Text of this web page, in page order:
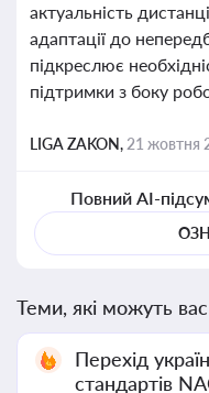
актуальність
адаптації до
підкреслює
підтримки з боку
LIGA ZAKON, 21 жовтня
Повний AI-
Теми, які можуть вас
Перехід
стандартів